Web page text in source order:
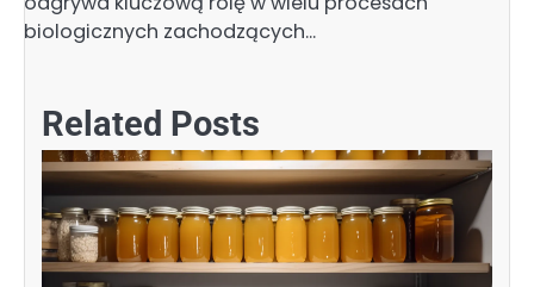
biologicznych zachodzących…
Related Posts